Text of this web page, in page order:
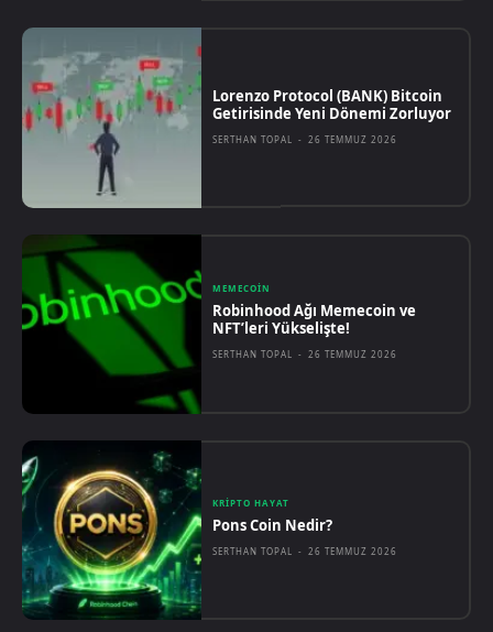
Lorenzo Protocol (BANK) Bitcoin
Getirisinde Yeni Dönemi Zorluyor
SERTHAN TOPAL - 26 TEMMUZ 2026
MEMECOIN
Robinhood Ağı Memecoin ve
NFT’leri Yükselişte!
SERTHAN TOPAL - 26 TEMMUZ 2026
KRIPTO HAYAT
Pons Coin Nedir?
SERTHAN TOPAL - 26 TEMMUZ 2026